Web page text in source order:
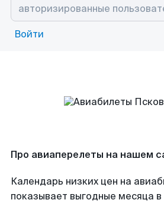
Войти
Про авиаперелеты на нашем
Календарь низких цен на
показывает выгодные месяца